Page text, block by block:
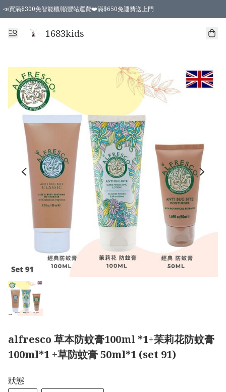
📣買滿$300免智能櫃/順豐站運費❤️滿$650免運費送上門
📣買滿$300免智能櫃/順豐站運費❤️滿$650免運費送上門
1683kids
alfresco 草本防蚊膏100ml *1+苿莉花防蚊膏
100ml*1 +草防蚊膏 50ml*1 (set 91)
狀態